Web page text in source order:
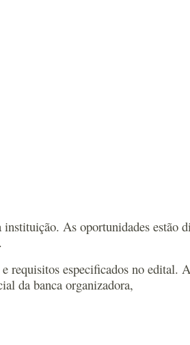
As oportunidades estão
requisitos especificados no edital.
da banca organizadora,